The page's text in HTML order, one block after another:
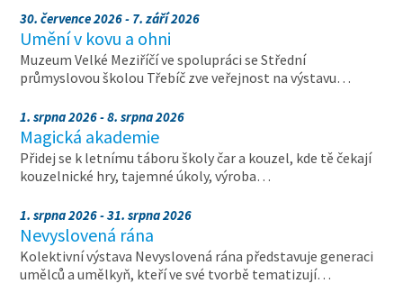
30. července 2026 - 7. září 2026
Umění v kovu a ohni
Muzeum Velké Meziříčí ve spolupráci se Střední
průmyslovou školou Třebíč zve veřejnost na výstavu…
1. srpna 2026 - 8. srpna 2026
Magická akademie
Přidej se k letnímu táboru školy čar a kouzel, kde tě čekají
kouzelnické hry, tajemné úkoly, výroba…
1. srpna 2026 - 31. srpna 2026
Nevyslovená rána
Kolektivní výstava Nevyslovená rána představuje generaci
umělců a umělkyň, kteří ve své tvorbě tematizují…